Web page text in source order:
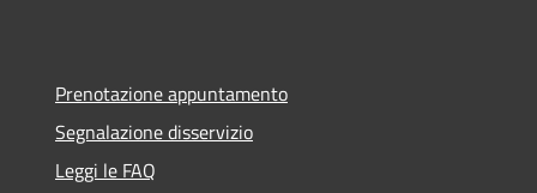
Prenotazione appuntamento
Segnalazione disservizio
Leggi le FAQ